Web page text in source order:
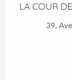
LA COUR
39,